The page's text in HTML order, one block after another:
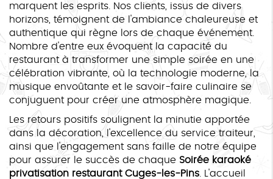
marquent les esprits. Nos clients, issus de divers
horizons, témoignent de l'ambiance chaleureuse et
authentique qui règne lors de chaque événement.
Nombre d'entre eux évoquent la capacité du
restaurant à transformer une simple soirée en une
célébration vibrante, où la technologie moderne, la
musique envoûtante et le savoir-faire culinaire se
conjuguent pour créer une atmosphère magique.
Les retours positifs soulignent la minutie apportée
dans la décoration, l'excellence du service traiteur,
ainsi que l'engagement sans faille de notre équipe
pour assurer le succès de chaque Soirée karaoké
privatisation restaurant Cuges-les-Pins . L'accueil